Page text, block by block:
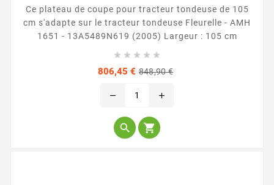
Ce plateau de coupe pour tracteur tondeuse de 105
cm s'adapte sur le tracteur tondeuse Fleurelle - AMH
1651 - 13A5489N619 (2005) Largeur : 105 cm
    
806,45 € 848,90 €
remove add
 